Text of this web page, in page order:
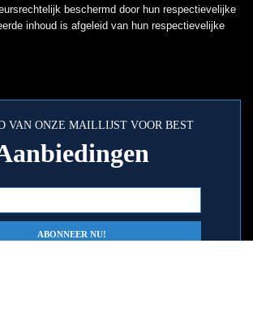
beschermd door hun respectievelijke
inhoud is afgeleid van hun respectievelijke
VAN ONZE MAILLIJST VOOR BEST